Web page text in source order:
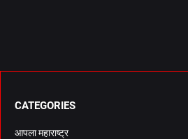
CATEGORIES
आपला महाराष्ट्र